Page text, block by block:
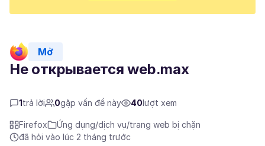
Mở
Не открывается web.max
1trả lời 0gặp vấn đề này 40lượt xem
Firefox
Ứng dụng/dịch vụ/trang web bị chặn
đã hỏi vào lúc 2 tháng trước